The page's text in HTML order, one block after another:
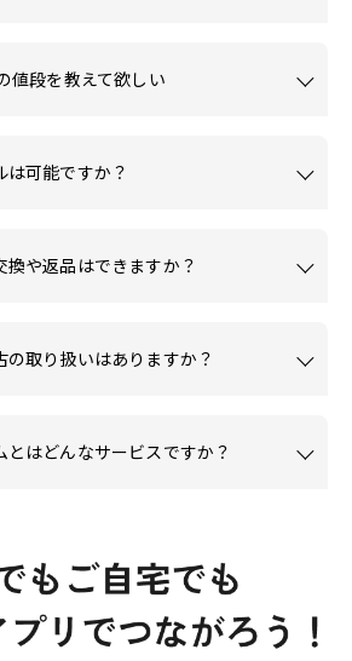
値段を教えて欲しい
可能ですか？
や返品はできますか？
取り扱いはありますか？
はどんなサービスですか？